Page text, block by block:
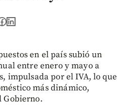
en el país subió un
entre enero y mayo a
impulsada por el IVA, lo que
más dinámico,
Gobierno.